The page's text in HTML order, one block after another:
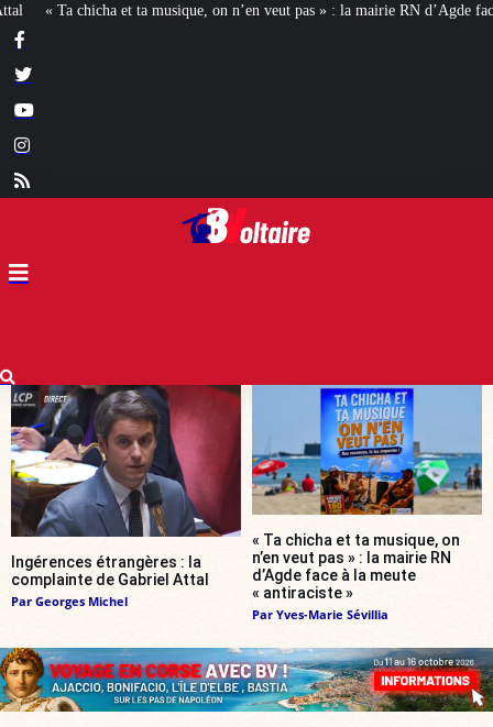
pas » : la mairie RN d’Agde face à la meute « antiraciste » La hausse de
Ingérences étrangères : la
complainte de Gabriel Attal
Par Georges Michel
« Ta chicha et ta musique, on
n’en veut pas » : la mairie RN
d’Agde face à la meute
« antiraciste »
Par Yves-Marie Sévillia